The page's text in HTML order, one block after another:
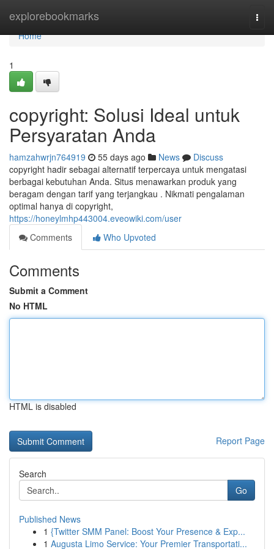
explorebookmarks
Home
Home
1
copyright: Solusi Ideal untuk
Persyaratan Anda
hamzahwrjn764919 55 days ago News
Discuss
copyright hadir sebagai alternatif terpercaya untuk mengatasi
berbagai kebutuhan Anda. Situs menawarkan produk yang
beragam dengan tarif yang terjangkau . Nikmati pengalaman
optimal hanya di copyright,
https://honeylmhp443004.eveowiki.com/user
Comments
Who Upvoted
Comments
Submit a Comment
No HTML
HTML is disabled
Report Page
Search
Go
Published News
1 {Twitter SMM Panel: Boost Your Presence & Exp...
1 Augusta Limo Service: Your Premier Transportati...